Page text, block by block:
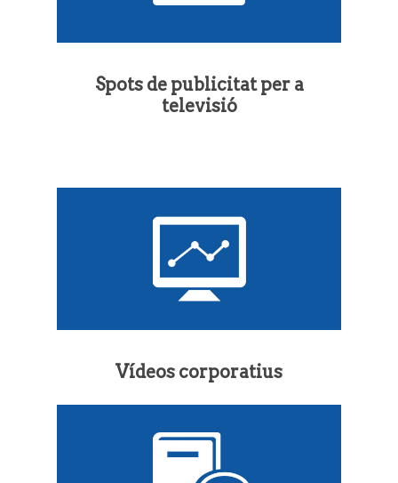
Spots de publicitat per a
televisió
Vídeos corporatius